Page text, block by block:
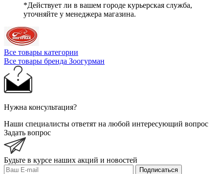
*Действует ли в вашем городе курьерская служба,
уточняйте у менеджера магазина.
Все товары категории
Все товары бренда Зоогурман
Нужна консультация?
Наши специалисты ответят на любой интересующий вопрос
Задать вопрос
Будьте в курсе наших акций и новостей
Подписаться